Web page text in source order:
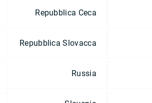
Repubblica Ceca
Repubblica Slovacca
Russia